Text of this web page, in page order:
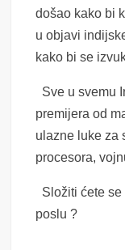
došao kako bi
u objavi
kako bi se
Sve u svemu
premijera od
ulazne luke za
procesora,
Složiti ćete
poslu ?